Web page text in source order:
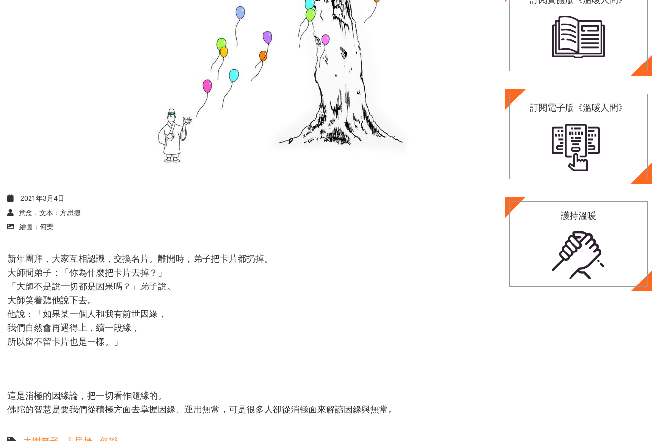
2021年3月4日
意念．文本：方思捷
繪圖：何樂
新年團拜，大家互相認識，交換名片。離開時，弟子把卡片都扔掉。
大師問弟子：「你為什麼把卡片丟掉？」
「大師不是說一切都是因果嗎？」弟子說。
大師笑着聽他說下去。
他說：「如果某一個人和我有前世因緣，
我們自然會再遇得上，續一段緣，
所以留不留卡片也是一樣。」
這是消極的因緣論，把一切看作隨緣的。
佛陀的智慧是要我們從積極方面去掌握因緣、運用無常，可是很多人卻從消極面來解讀因緣與無常。
訂閱電子版《溫暖人間》
護持溫暖